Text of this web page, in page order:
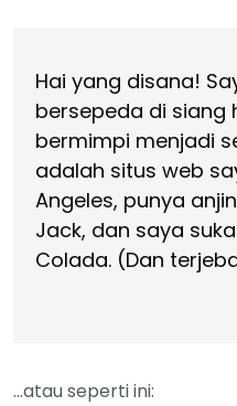
Hai yang disana!
bersepeda di siang
bermimpi menjadi
adalah situs web
Angeles, punya
Jack, dan saya
Colada. (Dan
…atau seperti ini: